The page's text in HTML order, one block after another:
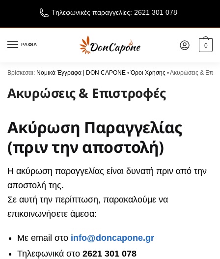
Τηλεφωνικές παραγγελίες: 2621 301 078
ΡΑΦΙΑ 0
Βρίσκεσαι: Νομικά Έγγραφα | DON CAPONE •Όροι Χρήσης •Ακυρώσεις &
Ακυρώσεις & Επιστροφές
Ακύρωση Παραγγελίας
(πριν την αποστολή)
Η ακύρωση παραγγελίας είναι δυνατή πριν από την
αποστολή της.
Σε αυτή την περίπτωση, παρακαλούμε να
επικοινωνήσετε άμεσα:
Με email στο info@doncapone.gr
Τηλεφωνικά στο 2621 301 078